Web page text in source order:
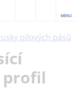
MENU
pilových pásů
profil